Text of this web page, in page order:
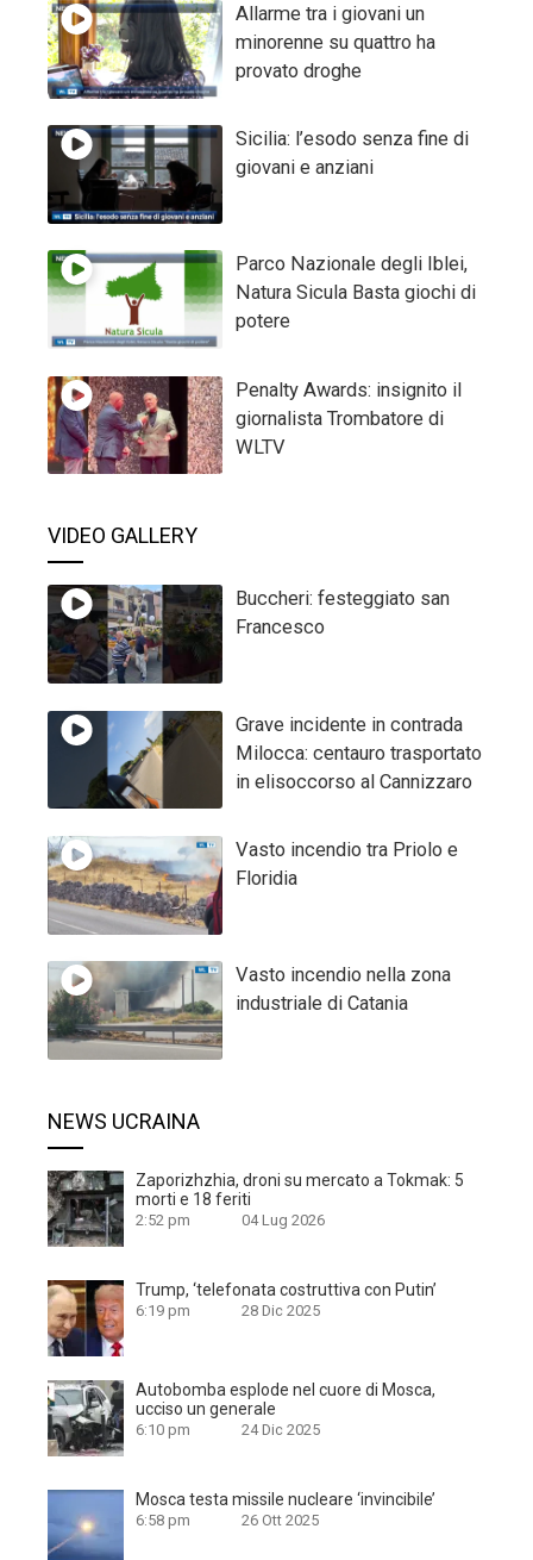
Allarme tra i giovani un
minorenne su quattro ha
provato droghe
Sicilia: l’esodo senza fine di
giovani e anziani
Parco Nazionale degli Iblei,
Natura Sicula Basta giochi di
potere
Penalty Awards: insignito il
giornalista Trombatore di
WLTV
VIDEO GALLERY
Buccheri: festeggiato san
Francesco
Grave incidente in contrada
Milocca: centauro trasportato
in elisoccorso al Cannizzaro
Vasto incendio tra Priolo e
Floridia
Vasto incendio nella zona
industriale di Catania
NEWS UCRAINA
Zaporizhzhia, droni su mercato a Tokmak: 5
morti e 18 feriti
2:52 pm 04 Lug 2026
Trump, ‘telefonata costruttiva con Putin’
6:19 pm 28 Dic 2025
Autobomba esplode nel cuore di Mosca,
ucciso un generale
6:10 pm 24 Dic 2025
Mosca testa missile nucleare ‘invincibile’
6:58 pm 26 Ott 2025